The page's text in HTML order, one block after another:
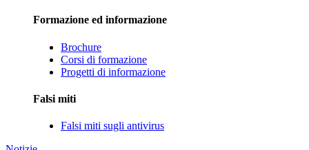
Formazione ed informazione
Brochure
Corsi di formazione
Progetti di informazione
Falsi miti
Falsi miti sugli antivirus